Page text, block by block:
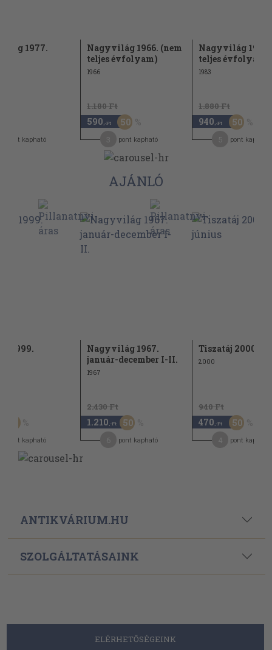
1977.
pont kapható
Nagyvilág 1966. (nem
teljes évfolyam)
1966
1.180 Ft
590 ,-Ft 50
pont kapható
Nagyvilág 1983.
teljes évfolyam)
1983
1.880 Ft
940 ,-Ft 50
pont kapható
AJÁNLÓ
1999.
pont kapható
Nagyvilág 1967.
január-december I-II.
1967
2.430 Ft
1.210 ,-Ft 50
pont kapható
Tiszatáj 2000.
2000
940 Ft
470 ,-Ft 50
pont kapható
ANTIKVÁRIUM.HU
SZOLGÁLTATÁSAINK
ELÉRHETŐSÉGEINK